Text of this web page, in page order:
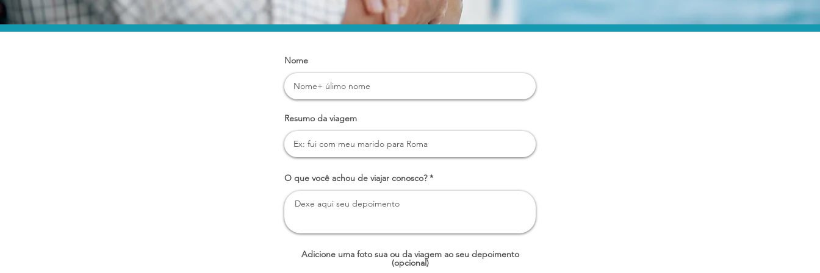
Nome
Resumo da viagem
O que você achou de viajar conosco?
Adicione uma foto sua ou da viagem ao seu depoimento
(opcional)